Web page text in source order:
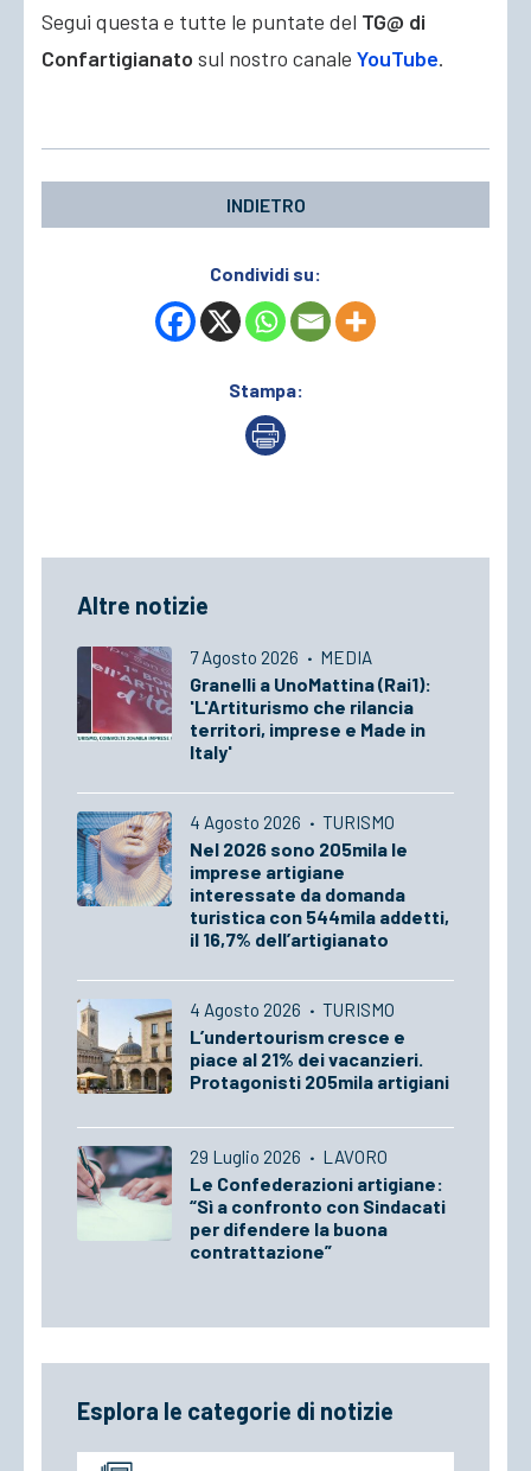
Segui questa e tutte le puntate del TG@ di
Confartigianato sul nostro canale YouTube.
INDIETRO
Condividi su:
Stampa:
Altre notizie
7 Agosto 2026 · MEDIA
Granelli a UnoMattina (Rai1):
'L'Artiturismo che rilancia
territori, imprese e Made in
Italy'
4 Agosto 2026 · TURISMO
Nel 2026 sono 205mila le
imprese artigiane
interessate da domanda
turistica con 544mila addetti,
il 16,7% dell’artigianato
4 Agosto 2026 · TURISMO
L’undertourism cresce e
piace al 21% dei vacanzieri.
Protagonisti 205mila artigiani
29 Luglio 2026 · LAVORO
Le Confederazioni artigiane:
“Sì a confronto con Sindacati
per difendere la buona
contrattazione”
Esplora le categorie di notizie